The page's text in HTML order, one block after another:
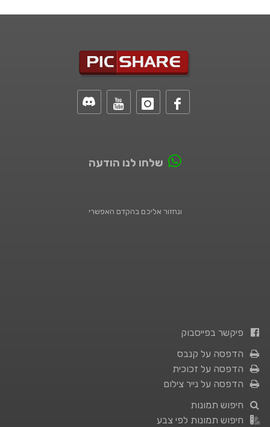
שלחו לנו הודעה
ונחזור אליכם בהקדם האפשרי
פיקשר בפייסבוק
הדפסה על קנבס
הדפסה על זכוכית
הדפסה על נייר צילום
חיפוש תמונות
חיפוש תמונות לפי צבע